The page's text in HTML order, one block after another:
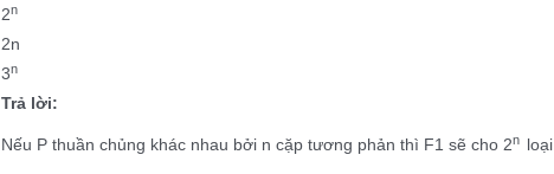
2n
2n
3n
Trả lời:
Nếu P thuần chủng khác nhau bởi n cặp tương phản thì F1 sẽ cho 2n